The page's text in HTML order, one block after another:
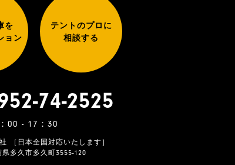
を
ョン
テントのプロに
相談する
74-2525
00 - 17：30
［日本全国対応いたします］
多久市多久町3555-120